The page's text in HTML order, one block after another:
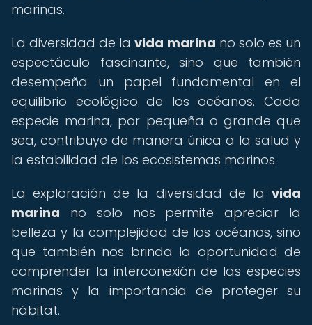
marinas.
La diversidad de lavida marina no solo es un
espectáculo fascinante, sino que también
desempeña un papel fundamental en el
equilibrio ecológico de los océanos. Cada
especie marina, por pequeña o grande que
sea, contribuye de manera única a la salud y
la estabilidad de los ecosistemas marinos.
La exploración de la diversidad de la vida
marina no solo nos permite apreciar la
belleza y la complejidad de los océanos, sino
que también nos brinda la oportunidad de
comprender la interconexión de las especies
marinas y la importancia de proteger su
hábitat.